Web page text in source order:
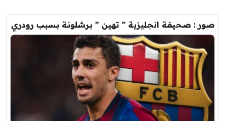
صور : صحيفة انجليزية ” تهين ” برشلونة بسبب رودري